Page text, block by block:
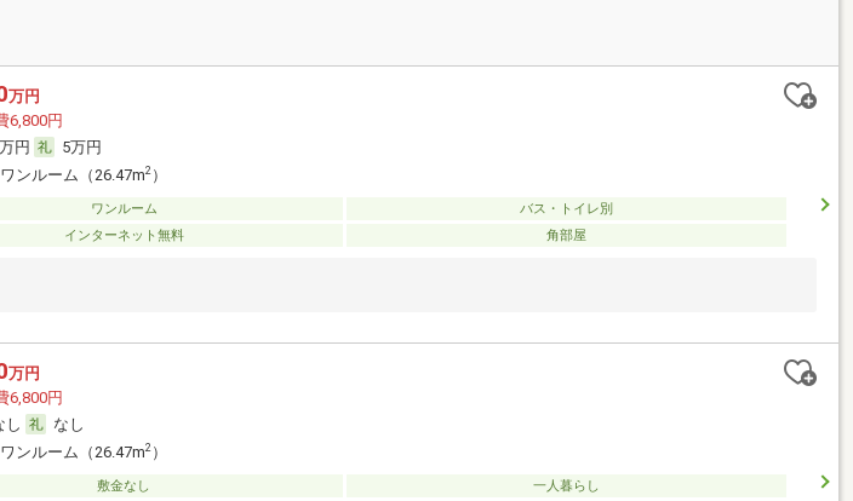
万円
6,800円
円
5万円
ンルーム（26.47m2 ）
ワンルーム
バス・トイレ別
インターネット無料 角部屋
万円
6,800円
し
なし
ンルーム（26.47m2 ）
敷金なし
一人暮らし